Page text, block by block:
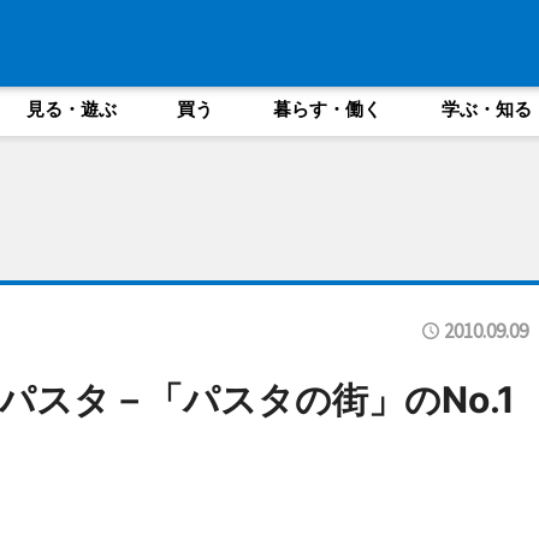
見る・遊ぶ 買う 暮らす・働く 学ぶ・知る
2010.09.09
スタ－「パスタの街」のNo.1